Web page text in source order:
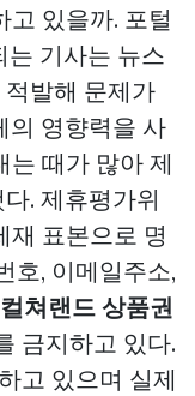
고 있을까. 포털
기사는 뉴스
발해 문제가
의 영향력을 사
는 때가 많아 제
. 제휴평가위
재 표본으로 명
호, 이메일주소,
컬쳐랜드 상품권
금지하고 있다.
고 있으며 실제